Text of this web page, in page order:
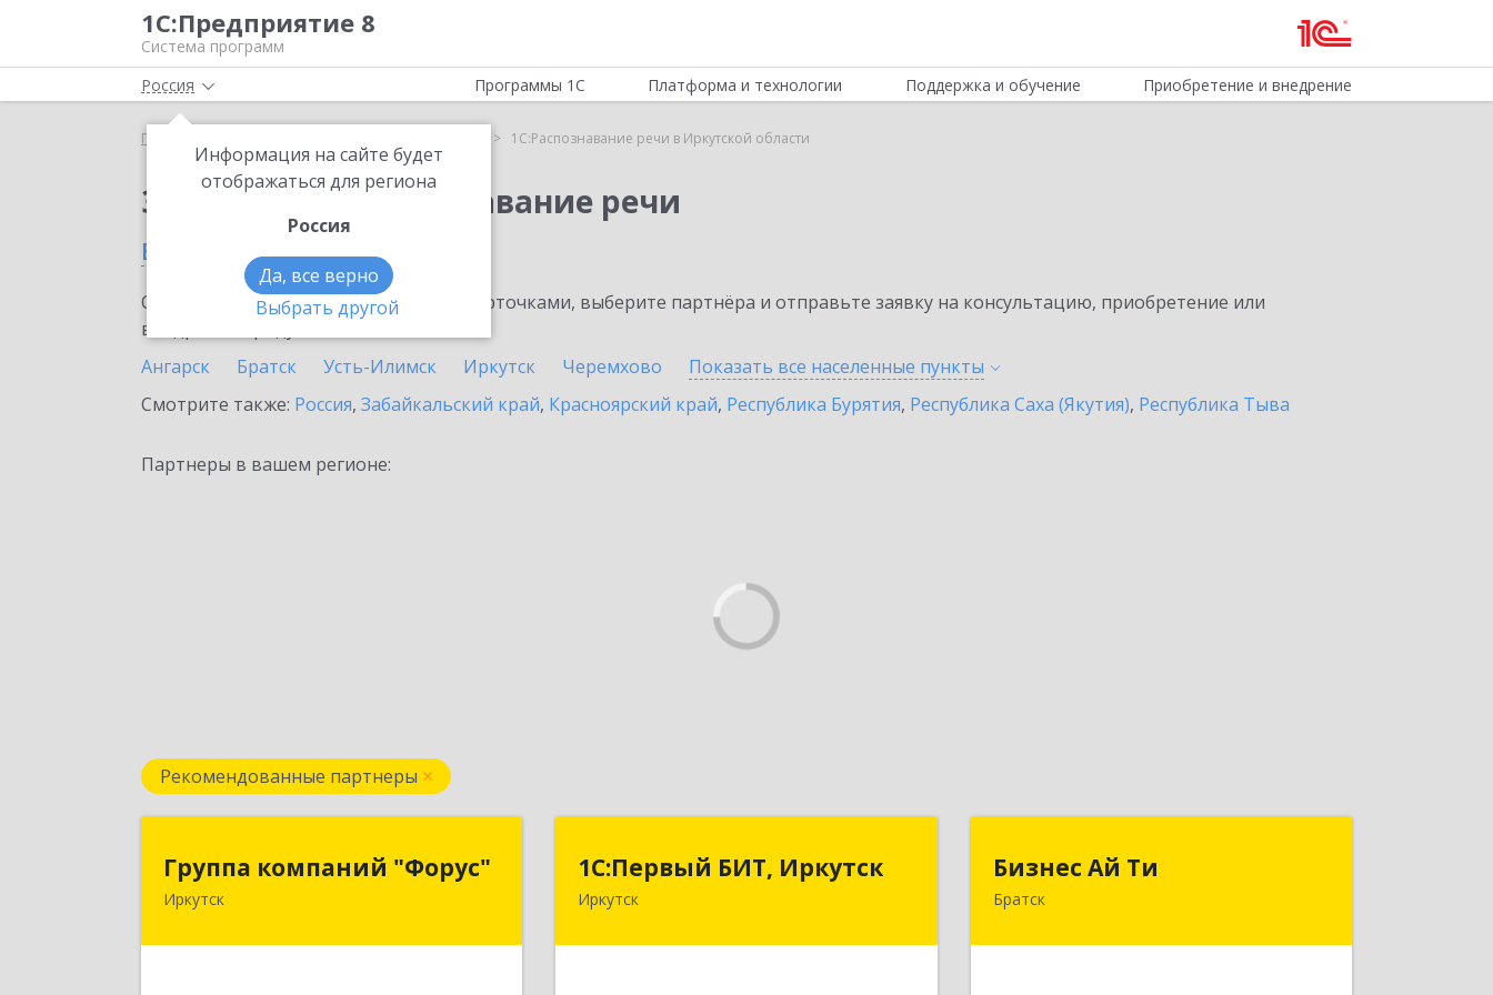
1С:Предприятие 8
Система программ
Россия
Информация на сайте будет
отображаться для региона
Россия
Да, все верно
Выбрать другой
Программы 1С Платформа и технологии Поддержка и обучение Приобретение и внедрение
Главная 1С:Распознавание речи в Иркутской области
Заказать 1С:Распознавание речи
в Иркутской области
Ознакомьтесь с информационными карточками, выберите партнёра и отправьте заявку на консультацию, приобретение или
внедрение продукта.
Ангарск
Братск Усть-Илимск Иркутск Черемхово Показать все населенные пункты
Смотрите также: Россия, Забайкальский край, Красноярский край, Республика Бурятия, Республика Саха (Якутия), Республика Тыва
Партнеры в вашем регионе:
Рекомендованные партнеры
Группа компаний "Форус"
Иркутск
Группа компаний "Форус"
664007, Иркутская обл, Иркутск г,
1С:Первый БИТ, Иркутск
Иркутск
1С:Первый БИТ, Иркутск
664007, Иркутская обл, Иркутск г,
Бизнес Ай Ти
Братск